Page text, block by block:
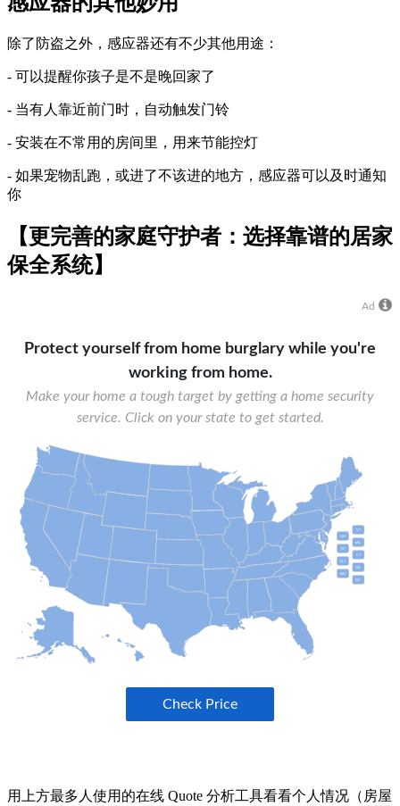
除了防盗之外，感应器还有不少其他用途：
- 可以提醒你孩子是不是晚回家了
- 当有人靠近前门时，自动触发门铃
- 安装在不常用的房间里，用来节能控灯
- 如果宠物乱跑，或进了不该进的地方，感应器可以及时通知
你
【更完善的家庭守护者：选择靠谱的居家
保全系统】
Ad
用上方最多人使用的在线 Quote 分析工具看看个人情况（房屋